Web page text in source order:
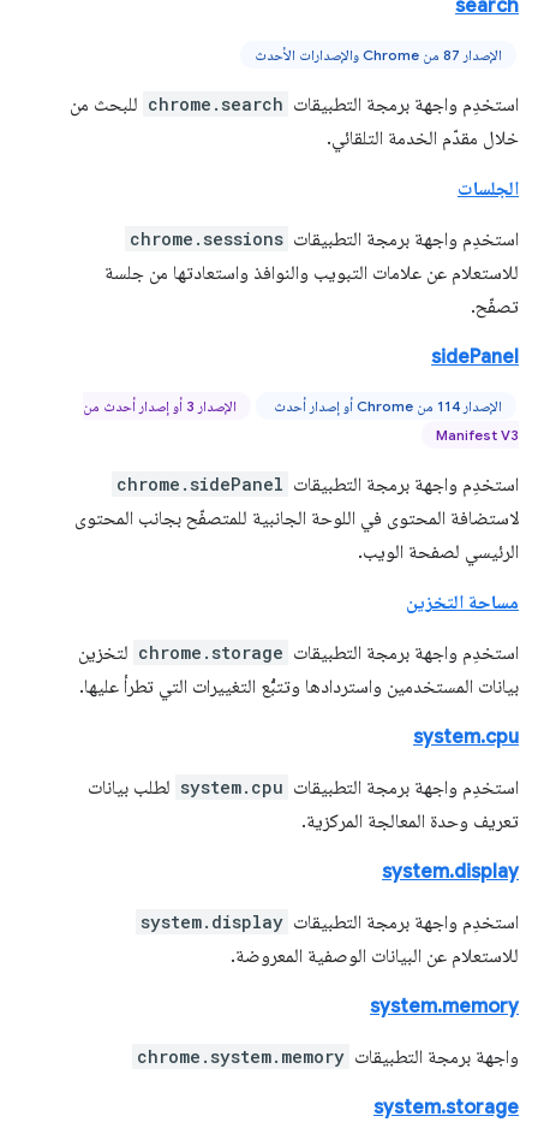
search
الإصدار 87 من Chrome والإصدارات الأحدث
استخدِم واجهة برمجة التطبيقات chrome.search للبحث من
خلال مقدّم الخدمة التلقائي.
الجلسات
استخدِم واجهة برمجة التطبيقات chrome.sessions
للاستعلام عن علامات التبويب والنوافذ واستعادتها من جلسة
تصفّح.
sidePanel
الإصدار 114 من Chrome أو إصدار أحدث
الإصدار 3 أو إصدار أحدث من
Manifest V3
استخدِم واجهة برمجة التطبيقات chrome.sidePanel
لاستضافة المحتوى في اللوحة الجانبية للمتصفّح بجانب المحتوى
الرئيسي لصفحة الويب.
مساحة التخزين
استخدِم واجهة برمجة التطبيقات chrome.storage لتخزين
بيانات المستخدمين واستردادها وتتبُّع التغييرات التي تطرأ عليها.
system.cpu
استخدِم واجهة برمجة التطبيقات system.cpu لطلب بيانات
تعريف وحدة المعالجة المركزية.
system.display
استخدِم واجهة برمجة التطبيقات system.display
للاستعلام عن البيانات الوصفية المعروضة.
system.memory
واجهة برمجة التطبيقات chrome.system.memory
system.storage